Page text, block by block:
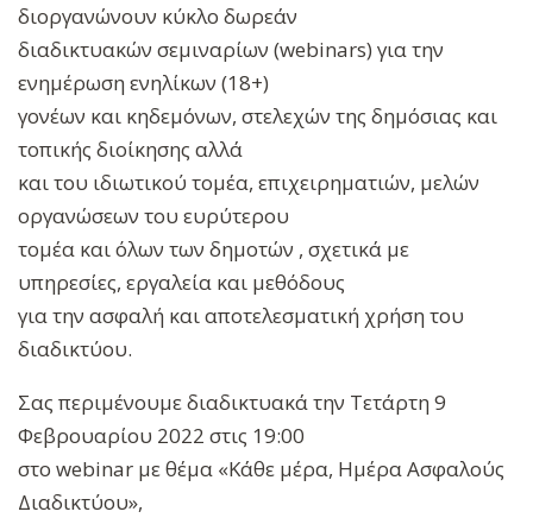
διοργανώνουν κύκλο δωρεάν
διαδικτυακών σεμιναρίων (webinars) για την
ενημέρωση ενηλίκων (18+)
γονέων και κηδεμόνων, στελεχών της δημόσιας και
τοπικής διοίκησης αλλά
και του ιδιωτικού τομέα, επιχειρηματιών, μελών
οργανώσεων του ευρύτερου
τομέα και όλων των δημοτών , σχετικά με
υπηρεσίες, εργαλεία και μεθόδους
για την ασφαλή και αποτελεσματική χρήση του
διαδικτύου.
Σας περιμένουμε διαδικτυακά την Τετάρτη 9
Φεβρουαρίου 2022 στις 19:00
στο webinar με θέμα «Κάθε μέρα, Ημέρα Ασφαλούς
Διαδικτύου»,